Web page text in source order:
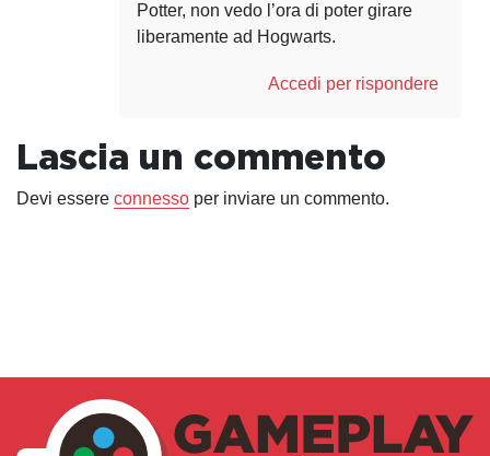
Potter, non vedo l’ora di poter girare
liberamente ad Hogwarts.
Accedi per rispondere
Lascia un commento
Devi essere connesso per inviare un commento.